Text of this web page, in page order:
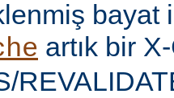
bayat
artık bir